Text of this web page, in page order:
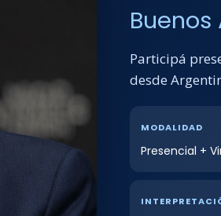
Buenos
Participá
desde
MODALIDAD
Presencial +